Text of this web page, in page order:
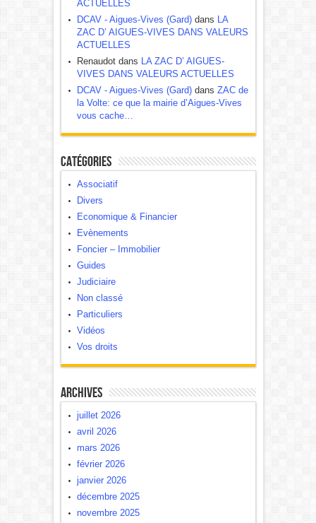
ACTUELLES
DCAV - Aigues-Vives (Gard)dans LA
ZAC D’ AIGUES-VIVES DANS VALEURS
ACTUELLES
Renaudot dans LA ZAC D’ AIGUES-
VIVES DANS VALEURS ACTUELLES
DCAV - Aigues-Vives (Gard)dans ZAC de
la Volte: ce que la mairie d’Aigues-Vives
vous cache…
Catégories
Associatif
Divers
Economique & Financier
Evènements
Foncier – Immobilier
Guides
Judiciaire
Non classé
Particuliers
Vidéos
Vos droits
Archives
juillet 2026
avril 2026
mars 2026
février 2026
janvier 2026
décembre 2025
novembre 2025